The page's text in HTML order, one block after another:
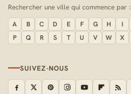
Rechercher une ville qui commence par :
A B C D E F G H I
P
Q R S T U V W X
SUIVEZ-NOUS